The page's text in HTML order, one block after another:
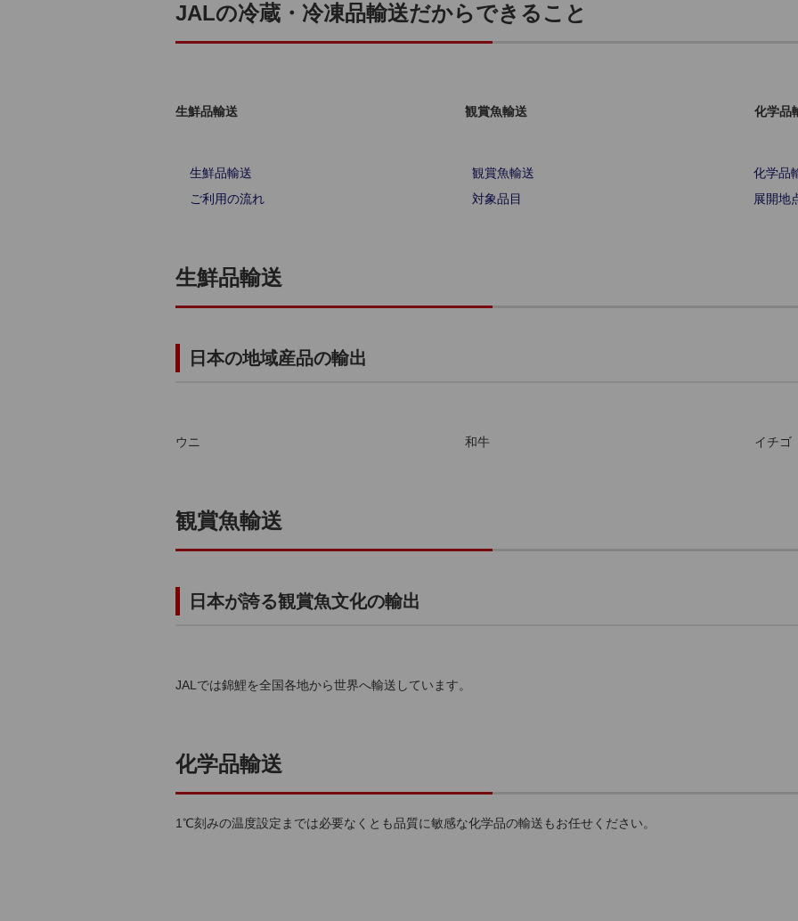
JALの冷蔵・冷凍品輸送だからできること
生鮮品輸送 観賞魚輸送 化学品
生鮮品輸送 観賞魚輸送
化学品
ご利用の流れ
対象品目 展開地
生鮮品輸送
日本の地域産品の輸出
ウニ 和牛 イチゴ
観賞魚輸送
日本が誇る観賞魚文化の輸出
JALでは錦鯉を全国各地から世界へ輸送しています。
化学品輸送
1℃刻みの温度設定までは必要なくとも品質に敏感な化学品の輸送もお任せください。